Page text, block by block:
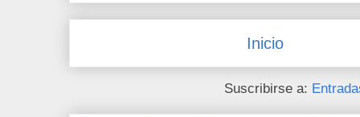
Inicio
Suscribirse a: